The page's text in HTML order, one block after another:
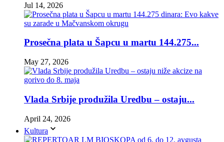
Jul 14, 2026
Prosečna plata u Šapcu u martu 144.275...
May 27, 2026
Vlada Srbije produžila Uredbu – ostaju...
April 24, 2026
Kultura